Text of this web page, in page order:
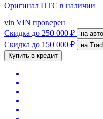
Оригинал ПТС в наличии
vin VIN проверен
Скидка до 250 000 ₽ на
Скидка до 150 000 ₽
на
Купить в кредит